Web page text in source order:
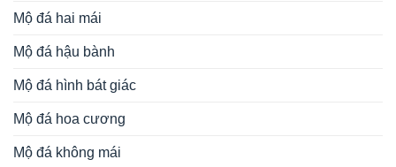
Mộ đá hai mái
Mộ đá hậu bành
Mộ đá hình bát giác
Mộ đá hoa cương
Mộ đá không mái